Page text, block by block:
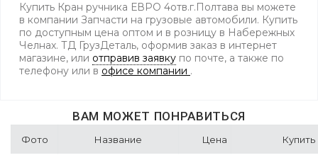
Купить Кран ручника ЕВРО 4отв.г.Полтава вы можете
в компании Запчасти на грузовые автомобили. Купить
по доступным цена оптом и в розницу в Набережных
Челнах. ТД ГрузДеталь, оформив заказ в интернет
магазине, или отправив заявку по почте, а также по
телефону или в офисе компании .
ВАМ МОЖЕТ ПОНРАВИТЬСЯ
Фото Название Цена Купить